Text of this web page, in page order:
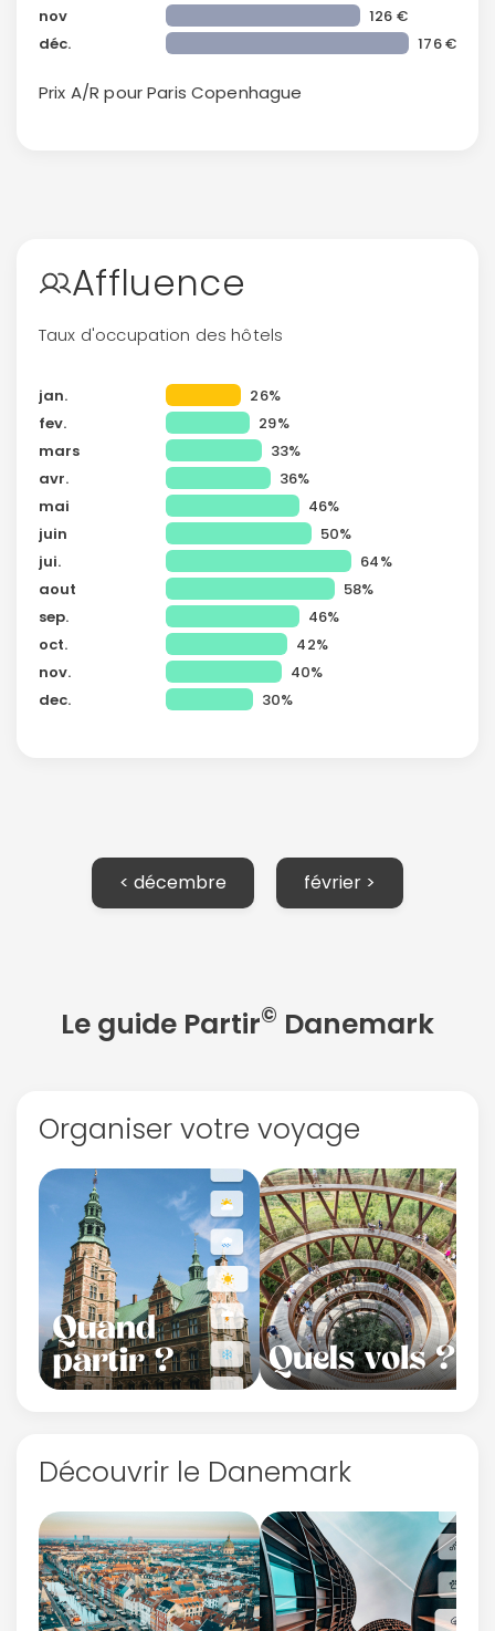
nov
126 €
déc.
176 €
Prix A/R pour Paris Copenhague
Affluence
Taux d'occupation des hôtels
jan.
26%
fev.
29%
mars
33%
avr.
36%
mai
46%
juin
50%
jui.
64%
aout
58%
sep.
46%
oct.
42%
nov.
40%
dec.
30%
< décembre février >
Le guide Partir© Danemark
Organiser votre voyage
Découvrir le Danemark
confidentialité.